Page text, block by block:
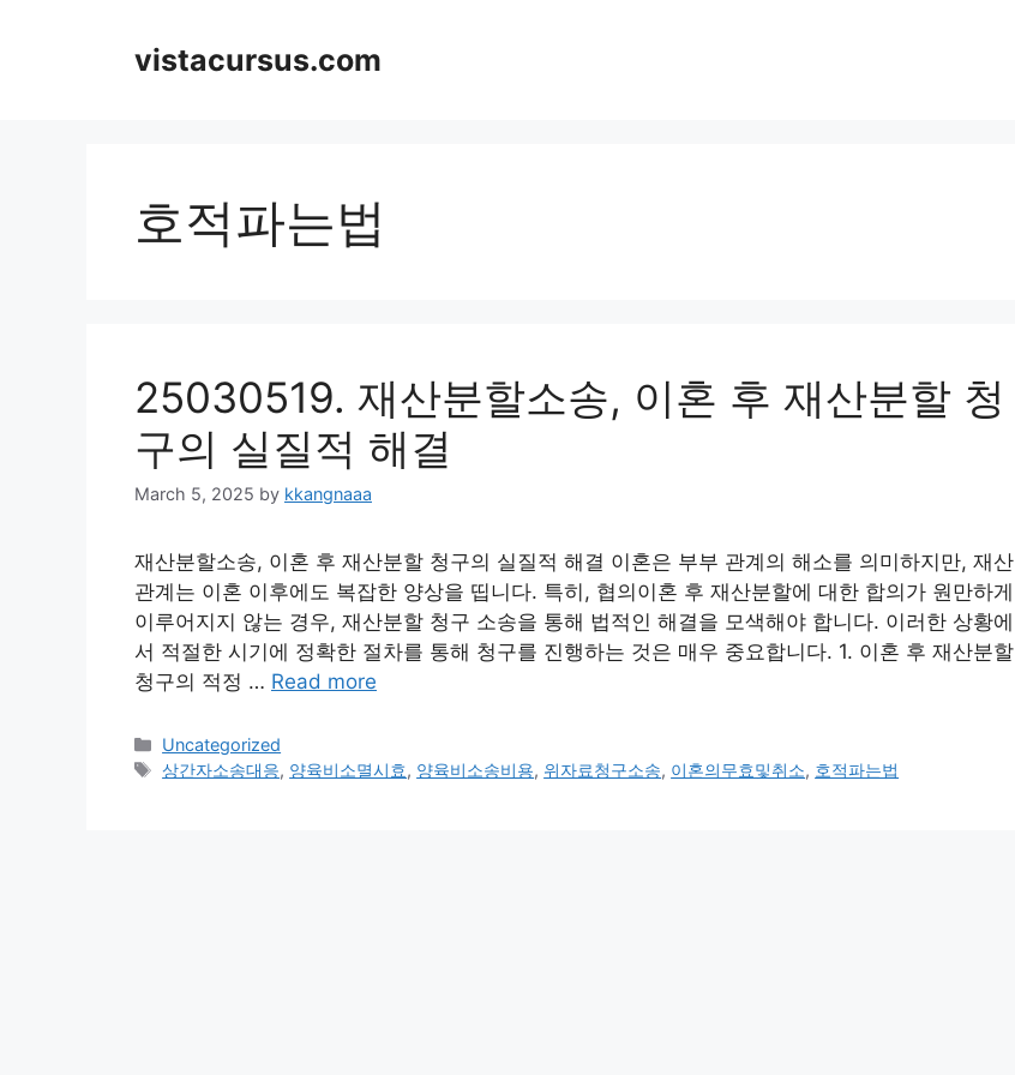
vistacursus.com
호적파는법
25030519. 재산분할소송, 이혼 후 재산분할 청
구의 실질적 해결
March 5, 2025 by kkangnaaa
재산분할소송, 이혼 후 재산분할 청구의 실질적 해결 이혼은 부부 관계의 해소를 의미하지만, 재산
관계는 이혼 이후에도 복잡한 양상을 띱니다. 특히, 협의이혼 후 재산분할에 대한 합의가 원만하게
이루어지지 않는 경우, 재산분할 청구 소송을 통해 법적인 해결을 모색해야 합니다. 이러한 상황에
서 적절한 시기에 정확한 절차를 통해 청구를 진행하는 것은 매우 중요합니다. 1. 이혼 후 재산분할
청구의 적정 … Read more
Categories
Uncategorized
Tags
상간자소송대응, 양육비소멸시효, 양육비소송비용, 위자료청구소송, 이혼의무효및취소, 호적파는법